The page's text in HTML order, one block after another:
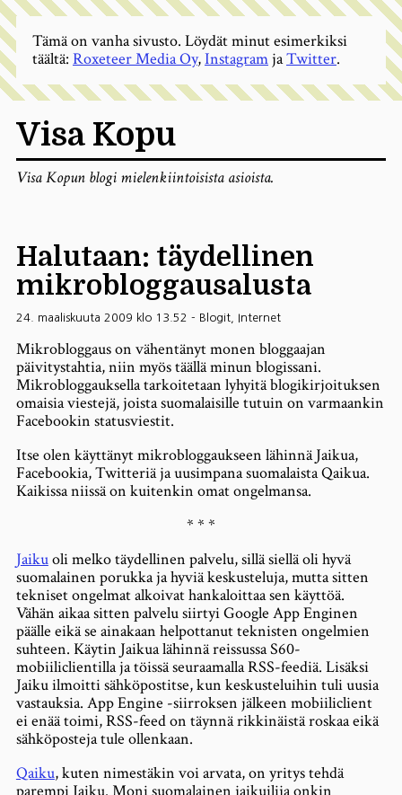
Visa Kopu
Visa Kopun blogi mielenkiintoisista asioista.
Halutaan: täydellinen
mikrobloggausalusta
24. maaliskuuta 2009 klo 13.52 - Blogit, Internet
Mikrobloggaus on vähentänyt monen bloggaajan
päivitystahtia, niin myös täällä minun blogissani.
Mikrobloggauksella tarkoitetaan lyhyitä blogikirjoituksen
omaisia viestejä, joista suomalaisille tutuin on varmaankin
Facebookin statusviestit.
Itse olen käyttänyt mikrobloggaukseen lähinnä Jaikua,
Facebookia, Twitteriä ja uusimpana suomalaista Qaikua.
Kaikissa niissä on kuitenkin omat ongelmansa.
* * *
Jaikuoli melko täydellinen palvelu, sillä siellä oli hyvä
suomalainen porukka ja hyviä keskusteluja, mutta sitten
tekniset ongelmat alkoivat hankaloittaa sen käyttöä.
Vähän aikaa sitten palvelu siirtyi Google App Enginen
päälle eikä se ainakaan helpottanut teknisten ongelmien
suhteen. Käytin Jaikua lähinnä reissussa S60-
mobiiliclientilla ja töissä seuraamalla RSS-feediä. Lisäksi
Jaiku ilmoitti sähköpostitse, kun keskusteluihin tuli uusia
vastauksia. App Engine -siirroksen jälkeen mobiiliclient
ei enää toimi, RSS-feed on täynnä rikkinäistä roskaa eikä
sähköposteja tule ollenkaan.
Qaiku, kuten nimestäkin voi arvata, on yritys tehdä
Tämä on vanha sivusto. Löydät minut esimerkiksi
täältä: Roxeteer Media Oy,InstagramjaTwitter.